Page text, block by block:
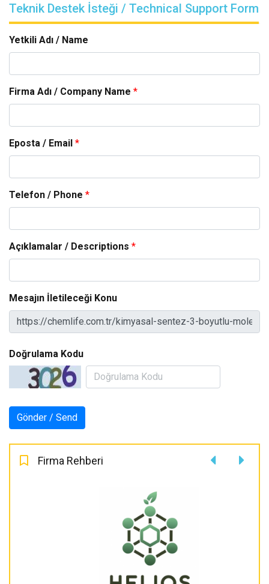
Teknik Destek İsteği / Technical Support Form
Yetkili Adı / Name
Firma Adı / Company Name *
Eposta / Email *
Telefon / Phone *
Açıklamalar / Descriptions *
Mesajın İletileceği Konu
Doğrulama Kodu
Firma Rehberi